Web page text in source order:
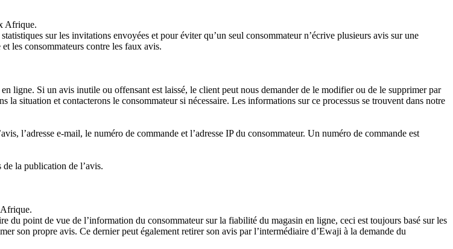
Afrique.
sur les invitations envoyées et pour éviter qu’un seul consommateur n’écrive plusieurs avis sur une
les consommateurs contre les faux avis.
ligne. Si un avis inutile ou offensant est laissé, le client peut nous demander de le modifier ou de le supprimer par
situation et contacterons le consommateur si nécessaire. Les informations sur ce processus se trouvent dans notre
l’adresse e-mail, le numéro de commande et l’adresse IP du consommateur. Un numéro de commande est
la publication de l’avis.
Afrique.
du point de vue de l’information du consommateur sur la fiabilité du magasin en ligne, ceci est toujours basé sur les
son propre avis. Ce dernier peut également retirer son avis par l’intermédiaire d’Ewaji à la demande du